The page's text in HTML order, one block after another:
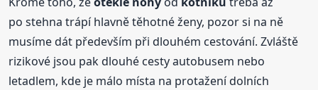
po stehna trápí hlavně těhotné ženy, pozor si na ně
musíme dát především při dlouhém cestování. Zvláště
rizikové jsou pak dlouhé cesty autobusem nebo
letadlem, kde je málo místa na protažení dolních